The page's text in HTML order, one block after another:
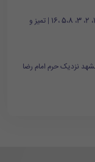
بهترین هتل آپارتمان مشهد نزدیک حرم خیابان امام رضا 1، 2، 3، 5،8 ،16 | تمیز و
نزدیک حرم امام رضا